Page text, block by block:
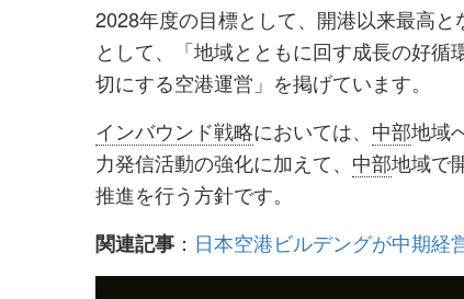
ア
す
る
ア
す
る
2028年度の目標として、開港以来最高
として、「地域とともに回す成長の好循
切にする空港運営」を掲げています。
インバウンド戦略においては、 中部地域
力発信活動の強化に加えて、 中部地域で
推進を行う方針です。
関連記事 ： 日本空港ビルデングが中期